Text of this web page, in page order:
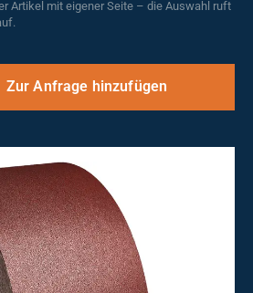
Artikel mit eigener Seite – die Auswahl ruft